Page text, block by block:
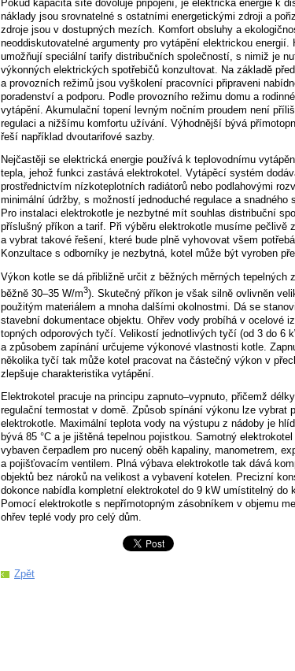
Pokud kapacita sítě dovoluje připojení, je elektrická energie k
náklady jsou srovnatelné s ostatními energetickými zdroji a
zdroje jsou v dostupných mezích. Komfort obsluhy a
neoddiskutovatelné argumenty pro vytápění elektrickou energií.
umožňují speciální tarify distribučních společností, s nimiž je
výkonných elektrických spotřebičů konzultovat. Na základě
a provozních režimů jsou vyškolení pracovníci připraveni
poradenství a podporu. Podle provozního režimu domu a
vytápění. Akumulační topení levným nočním proudem není
regulaci a nižšímu komfortu užívání. Výhodnější bývá
řeší například dvoutarifové sazby.
Nejčastěji se elektrická energie používá k teplovodnímu
tepla, jehož funkci zastává elektrokotel. Vytápěcí systém
prostřednictvím nízkoteplotních radiátorů nebo podlahovými
minimální údržby, s možností jednoduché regulace a snadného
Pro instalaci elektrokotle je nezbytné mít souhlas distribuční
příslušný příkon a tarif. Při výběru elektrokotle musíme pečlivě
a vybrat takové řešení, které bude plně vyhovovat všem
Konzultace s odborníky je nezbytná, kotel může být vyroben
Výkon kotle se dá přibližně určit z běžných měrných tepelných
běžně 30–35 W/m3). Skutečný příkon je však silně ovlivněn
použitým materiálem a mnoha dalšími okolnostmi. Dá se
stavební dokumentace objektu. Ohřev vody probíhá v ocelové
topných odporových tyčí. Velikostí jednotlivých tyčí (od 3 do 6
a způsobem zapínání určujeme výkonové vlastnosti kotle.
několika tyčí tak může kotel pracovat na částečný výkon v
zlepšuje charakteristika vytápění.
Elektrokotel pracuje na principu zapnuto–vypnuto, přičemž
regulační termostat v domě. Způsob spínání výkonu lze vybrat
elektrokotle. Maximální teplota vody na výstupu z nádoby je
bývá 85 °C a je jištěná tepelnou pojistkou. Samotný
vybaven čerpadlem pro nucený oběh kapaliny, manometrem,
a pojišťovacím ventilem. Plná výbava elektrokotle tak dává
objektů bez nároků na velikost a vybavení kotelen. Precizní
dokonce nabídla kompletní elektrokotel do 9 kW umístitelný do
Pomocí elektrokotle s nepřímotopným zásobníkem v objemu
ohřev teplé vody pro celý dům.
Zpět